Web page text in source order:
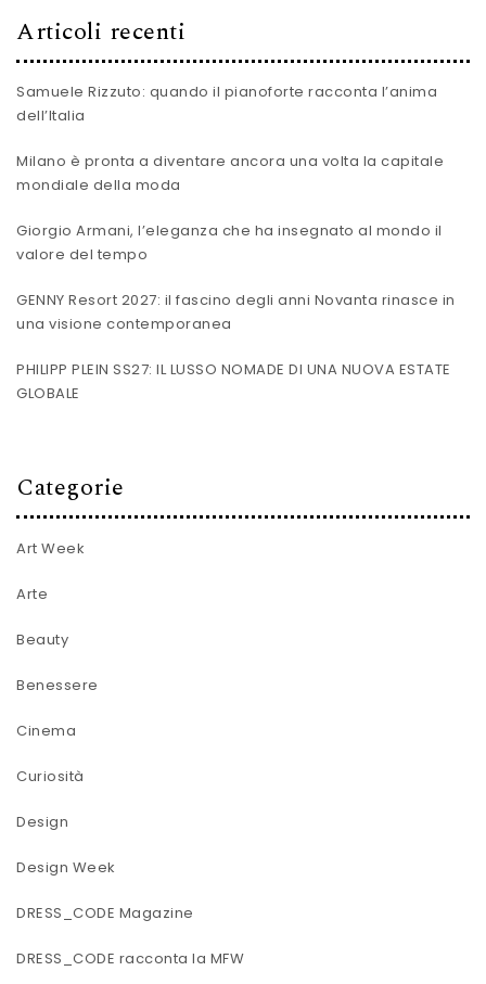
Articoli recenti
Samuele Rizzuto: quando il pianoforte racconta l’anima
dell’Italia
Milano è pronta a diventare ancora una volta la capitale
mondiale della moda
Giorgio Armani, l’eleganza che ha insegnato al mondo il
valore del tempo
GENNY Resort 2027: il fascino degli anni Novanta rinasce in
una visione contemporanea
PHILIPP PLEIN SS27: IL LUSSO NOMADE DI UNA NUOVA ESTATE
GLOBALE
Categorie
Art Week
Arte
Beauty
Benessere
Cinema
Curiosità
Design
Design Week
DRESS_CODE Magazine
DRESS_CODE racconta la MFW